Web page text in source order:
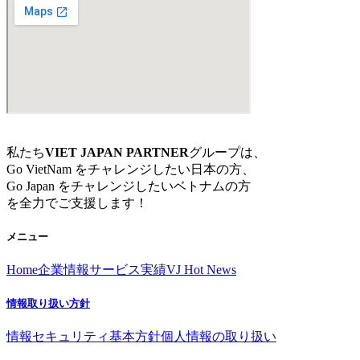
私たちVIET JAPAN PARTNERグループは、
Go VietNam をチャレンジしたい日本の方、
Go Japan をチャレンジしたいベトナムの方
を全力でご支援します！
メニュー
Home企業情報サービス実績VJ Hot News
情報取り扱い方針
情報セキュリティ基本方針個人情報の取り扱い